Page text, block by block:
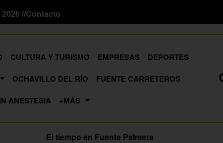
//Contacto
CULTURA Y TURISMO EMPRESAS
DEPORTES
OCHAVILLO DEL RÍO
FUENTE CARRETEROS
ANESTESIA +MÁS
El tiempo en Fuente Palmera